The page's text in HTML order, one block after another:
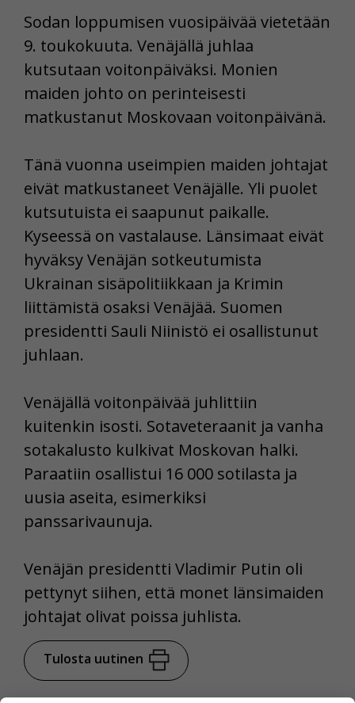
Sodan loppumisen vuosipäivää vietetään
9. toukokuuta. Venäjällä juhlaa
kutsutaan voitonpäiväksi. Monien
maiden johto on perinteisesti
matkustanut Moskovaan voitonpäivänä.
Tänä vuonna useimpien maiden johtajat
eivät matkustaneet Venäjälle. Yli puolet
kutsutuista ei saapunut paikalle.
Kyseessä on vastalause. Länsimaat eivät
hyväksy Venäjän sotkeutumista
Ukrainan sisäpolitiikkaan ja Krimin
liittämistä osaksi Venäjää. Suomen
presidentti Sauli Niinistö ei osallistunut
juhlaan.
Venäjällä voitonpäivää juhlittiin
kuitenkin isosti. Sotaveteraanit ja vanha
sotakalusto kulkivat Moskovan halki.
Paraatiin osallistui 16 000 sotilasta ja
uusia aseita, esimerkiksi
panssarivaunuja.
Venäjän presidentti Vladimir Putin oli
pettynyt siihen, että monet länsimaiden
johtajat olivat poissa juhlista.
Tulosta uutinen